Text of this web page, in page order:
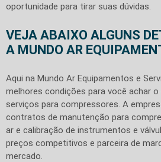
oportunidade para tirar suas dúvidas.
VEJA ABAIXO ALGUNS
A MUNDO AR
Aqui na Mundo Ar Equipamentos e
melhores condições para você achar o
serviços para compressores. A
contratos de manutenção para
ar e calibração de instrumentos e
preços competitivos e parceira de
mercado.